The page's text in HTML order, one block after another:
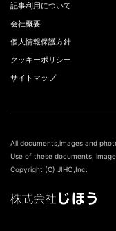
記事利用について
会社概要
個人情報保護方針
クッキーポリシー
サイトマップ
All documents,images and
Use of these documents,
Copyright (C) JIHO,Inc.